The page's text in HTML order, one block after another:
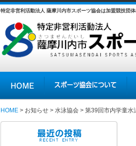
特定非営利活動法人 薩摩川内市スポーツ協会は加盟競技団
スポーツ協会について 加
HOME > お知らせ > 水泳協会 > 第39回市内学童水